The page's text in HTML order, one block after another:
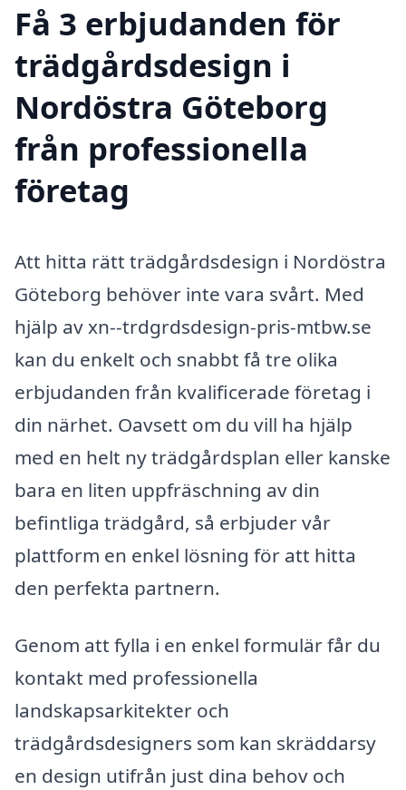
Få 3 erbjudanden för
trädgårdsdesign i
Nordöstra Göteborg
från professionella
företag
Att hitta rätt trädgårdsdesign i Nordöstra
Göteborg behöver inte vara svårt. Med
hjälp av xn--trdgrdsdesign-pris-mtbw.se
kan du enkelt och snabbt få tre olika
erbjudanden från kvalificerade företag i
din närhet. Oavsett om du vill ha hjälp
med en helt ny trädgårdsplan eller kanske
bara en liten uppfräschning av din
befintliga trädgård, så erbjuder vår
plattform en enkel lösning för att hitta
den perfekta partnern.
Genom att fylla i en enkel formulär får du
kontakt med professionella
landskapsarkitekter och
trädgårdsdesigners som kan skräddarsy
en design utifrån just dina behov och